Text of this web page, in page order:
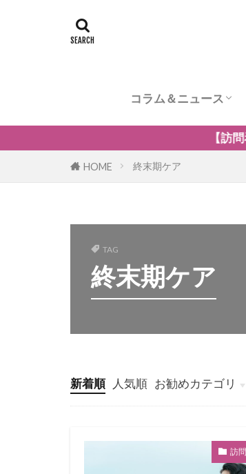
コラム＆ニュース
訪問看護のケア内容
訪問看護の管理者
訪問看護のリスク管
訪問看護の加算
訪問看護とナーシ
訪問看護の自費・
訪問看護師のウェ
小児の訪問看護
精神科訪問看護
訪問看護の法律
訪問看護師のマネ
【訪問看護経営者限定】無料オ
HOME 終末期ケア
TAG
終末期ケア
新着順 人気順 お勧めカテゴリ
看護師独立イ
看護師の独立起
訪問看護師の
訪問看護師の採
訪問看護とナ
訪